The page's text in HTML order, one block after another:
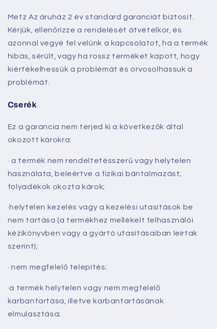
Metz Az áruház 2 év standard garanciát biztosít.
Kérjük, ellenőrizze a rendelését átvételkor, és
azonnal vegye fel velünk a kapcsolatot, ha a termék
hibás, sérült, vagy ha rossz terméket kapott, hogy
kiértékelhessük a problémát és orvosolhassuk a
problémát.
Cserék
Ez a garancia nem terjed ki a következők által
okozott károkra:
· a termék nem rendeltetésszerű vagy helytelen
használata, beleértve a fizikai bántalmazást;
folyadékok okozta károk;
·helytelen kezelés vagy a kezelési utasítások be
nem tartása (a termékhez mellékelt felhasználói
kézikönyvben vagy a gyártó utasításaiban leírtak
szerint);
· nem megfelelő telepítés;
·a termék helytelen vagy nem megfelelő
karbantartása, illetve karbantartásának
elmulasztása;